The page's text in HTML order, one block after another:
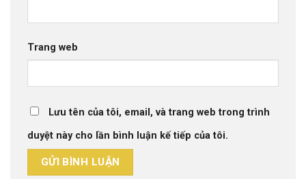
Trang web
Lưu tên của tôi, email, và trang web trong trình
duyệt này cho lần bình luận kế tiếp của tôi.